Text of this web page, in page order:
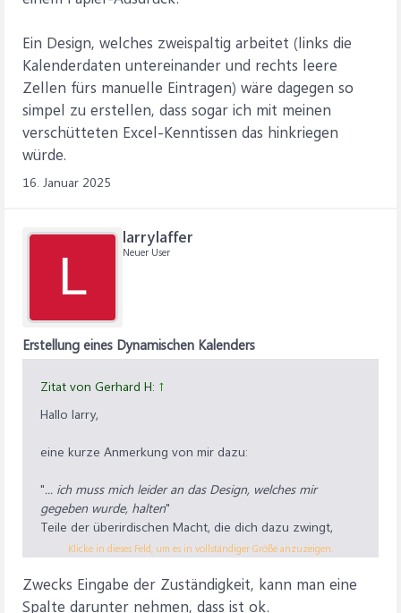
Ein Design, welches zweispaltig arbeitet (links die
Kalenderdaten untereinander und rechts leere
Zellen fürs manuelle Eintragen) wäre dagegen so
simpel zu erstellen, dass sogar ich mit meinen
verschütteten Excel-Kenntissen das hinkriegen
würde.
16. Januar 2025
L
larrylaffer
Neuer User
Erstellung eines Dynamischen Kalenders
Zitat von Gerhard H: ↑
Hallo larry,
eine kurze Anmerkung von mir dazu:
"... ich muss mich leider an das Design, welches mir
gegeben wurde, halten"
Teile der überirdischen Macht, die dich dazu zwingt,
folgendes mit:
Zelle eine Formel stehen, welche notgedrungen zerstört
würde, wenn "die Namen dann manuell in Excel
Klicke in dieses Feld, um es in vollständiger Größe anzuzeigen.
Zwecks Eingabe der Zuständigkeit, kann man eine
Spalte darunter nehmen, dass ist ok.